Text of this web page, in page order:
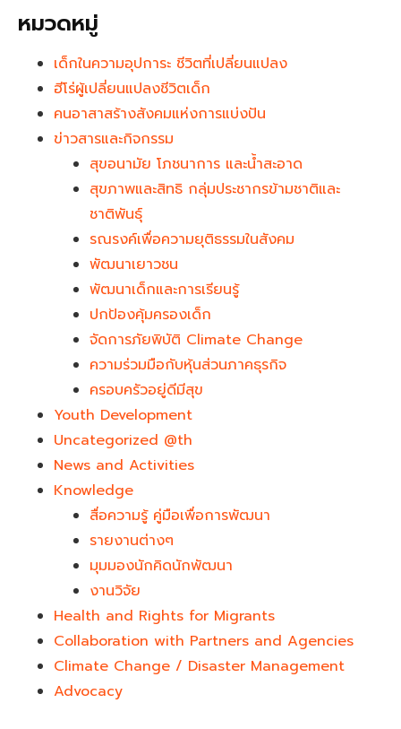
หมวดหมู่
เด็กในความอุปการะ ชีวิตที่เปลี่ยนแปลง
ฮีโร่ผู้เปลี่ยนแปลงชีวิตเด็ก
คนอาสาสร้างสังคมแห่งการแบ่งปัน
ข่าวสารและกิจกรรม
สุขอนามัย โภชนาการ และน้ำสะอาด
สุขภาพและสิทธิ กลุ่มประชากรข้ามชาติและ
ชาติพันธุ์
รณรงค์เพื่อความยุติธรรมในสังคม
พัฒนาเยาวชน
พัฒนาเด็กและการเรียนรู้
ปกป้องคุ้มครองเด็ก
จัดการภัยพิบัติ Climate Change
ความร่วมมือกับหุ้นส่วนภาคธุรกิจ
ครอบครัวอยู่ดีมีสุข
Youth Development​
Uncategorized @th
News and Activities
Knowledge
สื่อความรู้ คู่มือเพื่อการพัฒนา
รายงานต่างๆ
มุมมองนักคิดนักพัฒนา
งานวิจัย
Health and Rights for Migrants
Collaboration with Partners and Agencies
Climate Change / Disaster Management
Advocacy